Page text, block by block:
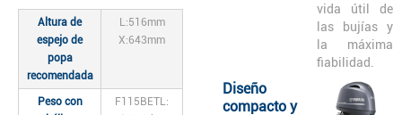
Altura de
espejo de
popa
recomendada
L:516mm
X:643mm
Peso con
F115BETL:
vida útil de
las bujías y
la máxima
fiabilidad.
Diseño
compacto y